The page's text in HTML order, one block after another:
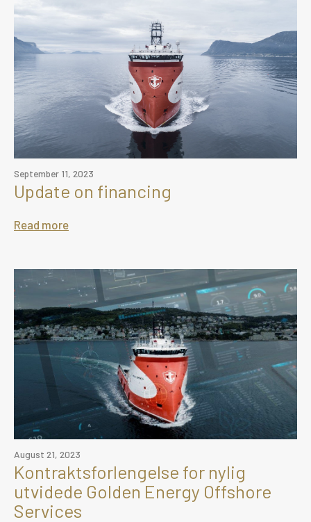
September 11, 2023
Update on financing
Read more
August 21, 2023
Kontraktsforlengelse for nylig
utvidede Golden Energy Offshore
Services